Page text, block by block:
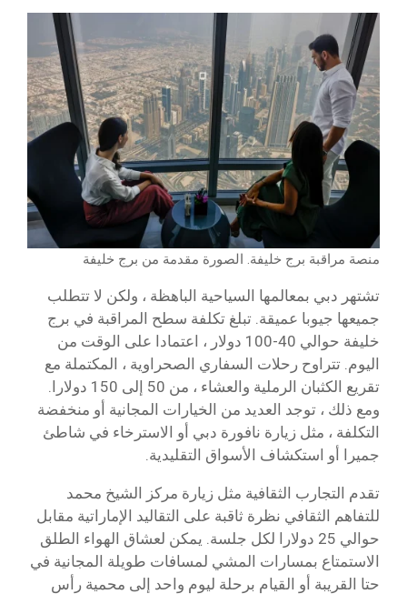
منصة مراقبة برج خليفة. الصورة مقدمة من برج خليفة
تشتهر دبي بمعالمها السياحية الباهظة ، ولكن لا تتطلب
جميعها جيوبا عميقة. تبلغ تكلفة سطح المراقبة في برج
خليفة حوالي 40-100 دولار ، اعتمادا على الوقت من
اليوم. تتراوح رحلات السفاري الصحراوية ، المكتملة مع
تقريع الكثبان الرملية والعشاء ، من 50 إلى 150 دولارا.
ومع ذلك ، توجد العديد من الخيارات المجانية أو منخفضة
التكلفة ، مثل زيارة نافورة دبي أو الاسترخاء في شاطئ
جميرا أو استكشاف الأسواق التقليدية.
تقدم التجارب الثقافية مثل زيارة مركز الشيخ محمد
للتفاهم الثقافي نظرة ثاقبة على التقاليد الإماراتية مقابل
حوالي 25 دولارا لكل جلسة. يمكن لعشاق الهواء الطلق
الاستمتاع بمسارات المشي لمسافات طويلة المجانية في
حتا القريبة أو القيام برحلة ليوم واحد إلى محمية رأس